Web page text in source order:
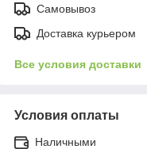
Самовывоз
Доставка курьером
Все условия доставки
Условия оплаты
Наличными